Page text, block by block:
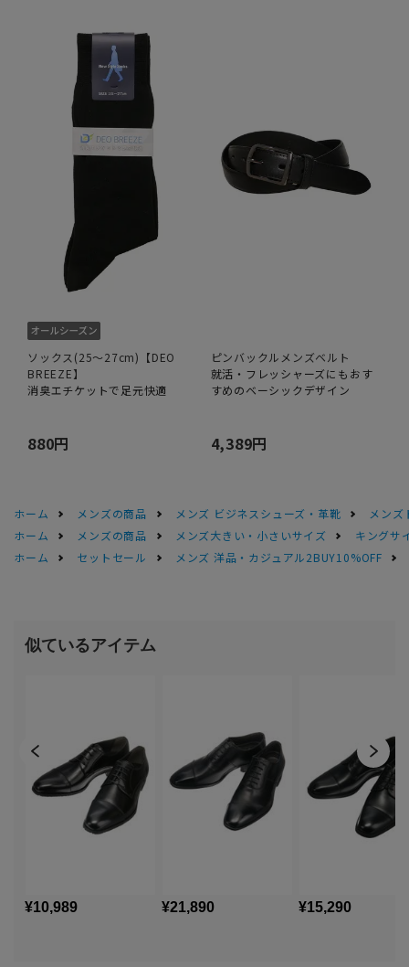
ソックス(25～27cm)【DEO
BREEZE】
消臭エチケットで足元快適
880円
ピンバックルメンズベルト
就活・フレッシャーズにもおす
すめのベーシックデザイン
4,389円
ホーム メンズの商品 メンズ ビジネスシューズ・革靴
メンズ
ホーム
メンズの商品 メンズ大きい・小さいサイズ
キングサ
ホーム
セットセール メンズ 洋品・カジュアル2BUY10%OFF